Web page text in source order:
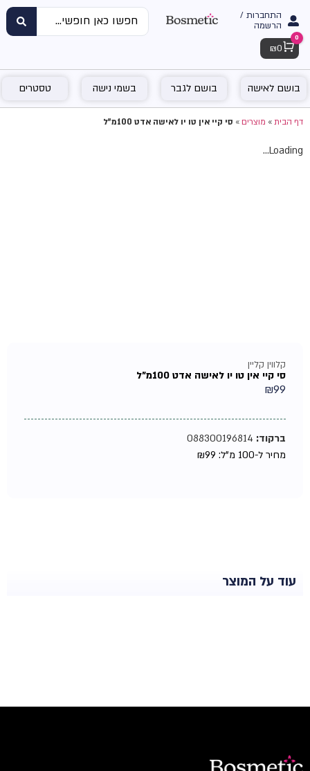
התחברות /
הרשמה
Cart
0
₪ 0
בושם לאישה בושם לגבר בשמי נישה טסטרים
דף הבית»מוצרים»סי קיי אין טו יו לאישה אדט 100מ"ל
Loading...
קלווין קליין
סי קיי אין טו יו לאישה אדט 100מ"ל
₪99
ברקוד:088300196814
מחיר ל-100 מ"ל:
₪99
עוד על המוצר